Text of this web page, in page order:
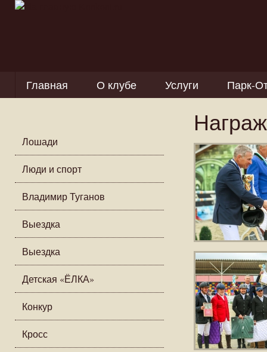
Главная О клубе Услуги Парк-
Лошади
Люди и спорт
Владимир Туганов
Выездка
Выездка
Детская «ЁЛКА»
Конкур
Кросс